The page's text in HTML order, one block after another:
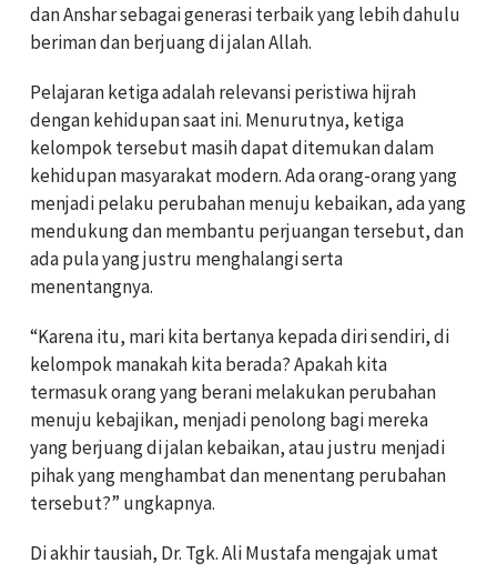
dan Anshar sebagai generasi terbaik yang lebih dahulu
beriman dan berjuang di jalan Allah.
Pelajaran ketiga adalah relevansi peristiwa hijrah
dengan kehidupan saat ini. Menurutnya, ketiga
kelompok tersebut masih dapat ditemukan dalam
kehidupan masyarakat modern. Ada orang-orang yang
menjadi pelaku perubahan menuju kebaikan, ada yang
mendukung dan membantu perjuangan tersebut, dan
ada pula yang justru menghalangi serta
menentangnya.
“Karena itu, mari kita bertanya kepada diri sendiri, di
kelompok manakah kita berada? Apakah kita
termasuk orang yang berani melakukan perubahan
menuju kebajikan, menjadi penolong bagi mereka
yang berjuang di jalan kebaikan, atau justru menjadi
pihak yang menghambat dan menentang perubahan
tersebut?” ungkapnya.
Di akhir tausiah, Dr. Tgk. Ali Mustafa mengajak umat